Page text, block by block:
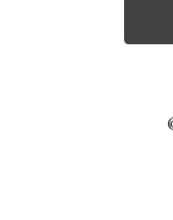
Atelier d'antan (
Atelier d'antan (ｱ
ガラスの保存瓶
工房アイザワ(新潟)
ninon(白樺ﾌﾞﾛｰﾁ)
Rorstrand・Gefle
ラトビアの民芸品
Coltello (ｶﾄﾗﾘｰ)
Bjorklund (ｹｰｷｻｰﾊﾞ
Creamore Mill (木